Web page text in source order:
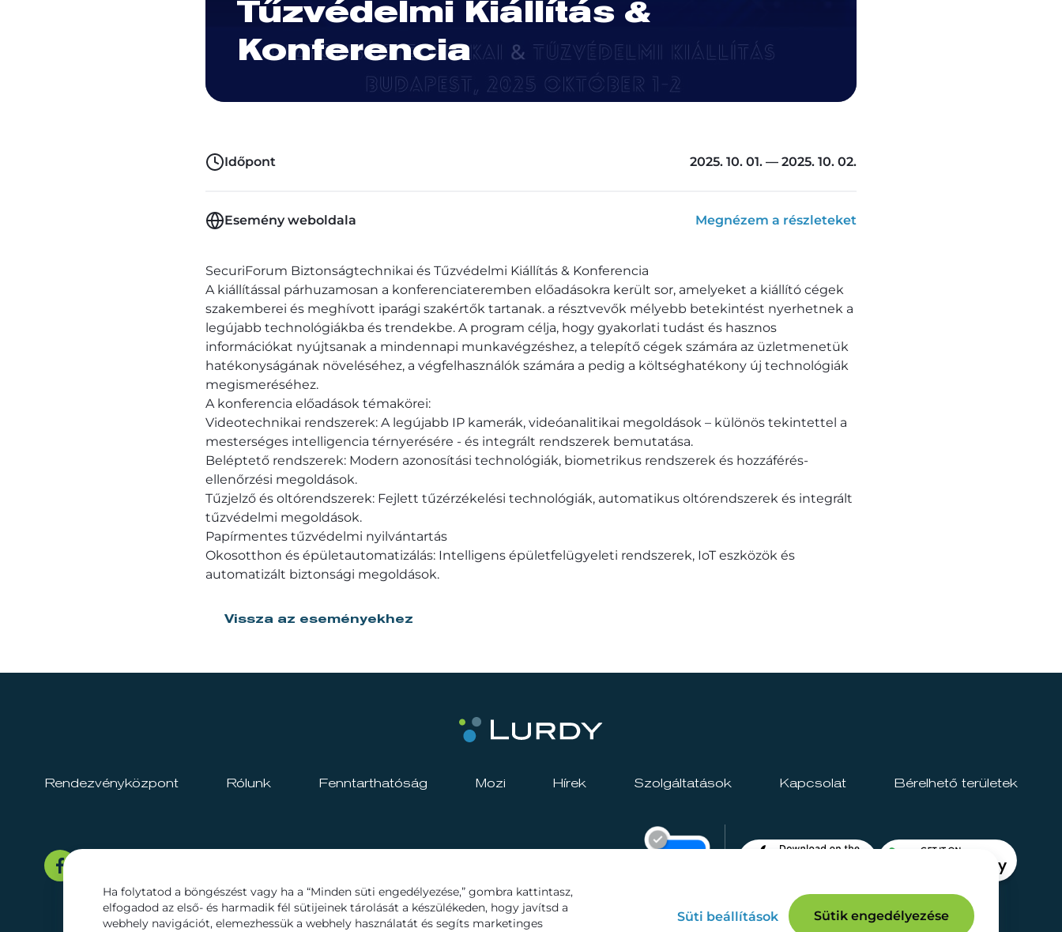
Tűzvédelmi Kiállítás &
Konferencia
Időpont 2025. 10. 01. — 2025. 10. 02.
Esemény weboldala Megnézem a részleteket
SecuriForum Biztonságtechnikai és Tűzvédelmi Kiállítás & Konferencia
A kiállítással párhuzamosan a konferenciateremben előadásokra került sor, amelyeket a kiállító cégek
szakemberei és meghívott iparági szakértők tartanak. a résztvevők mélyebb betekintést nyerhetnek a
legújabb technológiákba és trendekbe. A program célja, hogy gyakorlati tudást és hasznos
információkat nyújtsanak a mindennapi munkavégzéshez, a telepítő cégek számára az üzletmenetük
hatékonyságának növeléséhez, a végfelhasználók számára a pedig a költséghatékony új technológiák
megismeréséhez.
A konferencia előadások témakörei:
Videotechnikai rendszerek: A legújabb IP kamerák, videóanalitikai megoldások – különös tekintettel a
mesterséges intelligencia térnyerésére - és integrált rendszerek bemutatása.
Beléptető rendszerek: Modern azonosítási technológiák, biometrikus rendszerek és hozzáférés-
ellenőrzési megoldások.
Tűzjelző és oltórendszerek: Fejlett tűzérzékelési technológiák, automatikus oltórendszerek és integrált
tűzvédelmi megoldások.
Papírmentes tűzvédelmi nyilvántartás
Okosotthon és épületautomatizálás: Intelligens épületfelügyeleti rendszerek, IoT eszközök és
automatizált biztonsági megoldások.
Vissza az eseményekhez
Rendezvényközpont Rólunk Fenntarthatóság Mozi Hírek Szolgáltatások Kapcsolat Bérelhető területek
Ha folytatod a böngészést vagy ha a “Minden süti engedélyezése,” gombra kattintasz,
elfogadod az első- és harmadik fél sütijeinek tárolását a készülékeden, hogy javítsd a
webhely navigációt, elemezhessük a webhely használatát és segíts marketinges
Sütik engedélyezése
Süti beállítások